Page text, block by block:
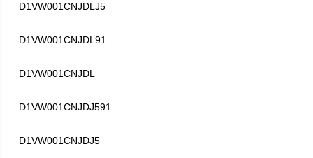
D1VW001CNJDLJ5
D1VW001CNJDL91
D1VW001CNJDL
D1VW001CNJDJ591
D1VW001CNJDJ5